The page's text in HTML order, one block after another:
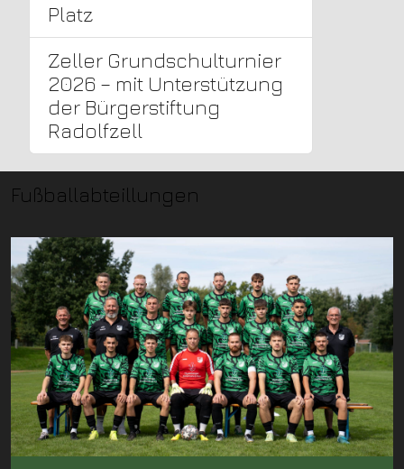
Platz
Zeller Grundschulturnier
2026 – mit Unterstützung
der Bürgerstiftung
Radolfzell
Fußballabteillungen